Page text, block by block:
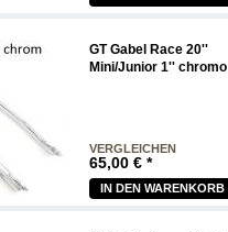
GT Gabel Race 20''
Mini/Junior 1'' chromo
VERGLEICHEN
65,00€ *
IN DEN WARENKORB